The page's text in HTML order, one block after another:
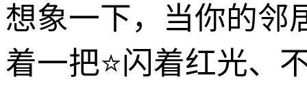
想象一下，当你的邻
着一把⭐闪着红光、